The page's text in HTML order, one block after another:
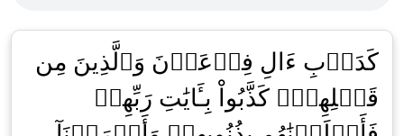
كَدَأۡبِ ءَالِ فِرۡعَوۡنَ وَٱلَّذِينَ مِن
قَبۡلِهِمۡۚ كَذَّبُواْ بِـَٔايَٰتِ رَبِّهِمۡ